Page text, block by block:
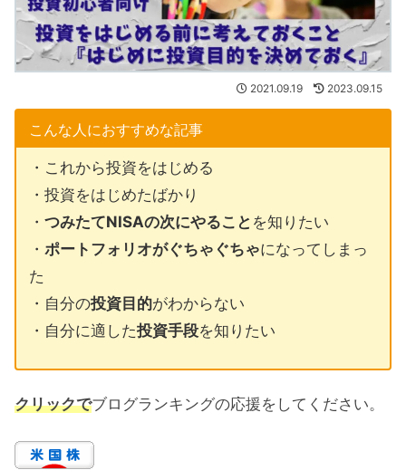
2021.09.19 2023.09.15
こんな人におすすめな記事
・これから投資をはじめる
・投資をはじめたばかり
・ つみたてNISAの次にやること を知りたい
・ ポートフォリオがぐちゃぐちゃになってしまっ
た
・自分の投資目的がわからない
・自分に適した投資手段を知りたい
クリックでブログランキングの応援をしてください。